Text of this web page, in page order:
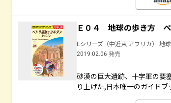
Ｅ０４ 地球の歩き方
Eシリーズ（中近東 アフリカ） 地
2019.02.06 発売
砂漠の巨大遺跡、十字軍の要
り上げた,日本唯一のガイドブ